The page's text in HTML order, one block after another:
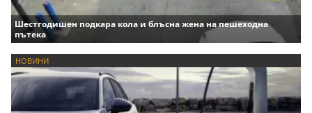
Шестгодишен подкара кола и блъсна жена на пешеходна
пътека
НОВИНИ